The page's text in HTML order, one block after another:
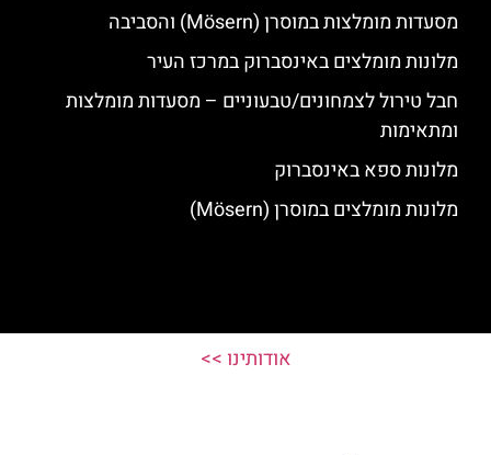
מסעדות מומלצות במוסרן (Mösern) והסביבה
מלונות מומלצים באינסברוק במרכז העיר
חבל טירול לצמחונים/טבעוניים – מסעדות מומלצות
ומתאימות
מלונות ספא באינסברוק
מלונות מומלצים במוסרן (Mösern)
אודותינו >>